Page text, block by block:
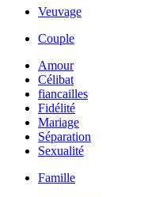
Veuvage
Couple
Amour
Célibat
fiancailles
Fidélité
Mariage
Séparation
Sexualité
Famille